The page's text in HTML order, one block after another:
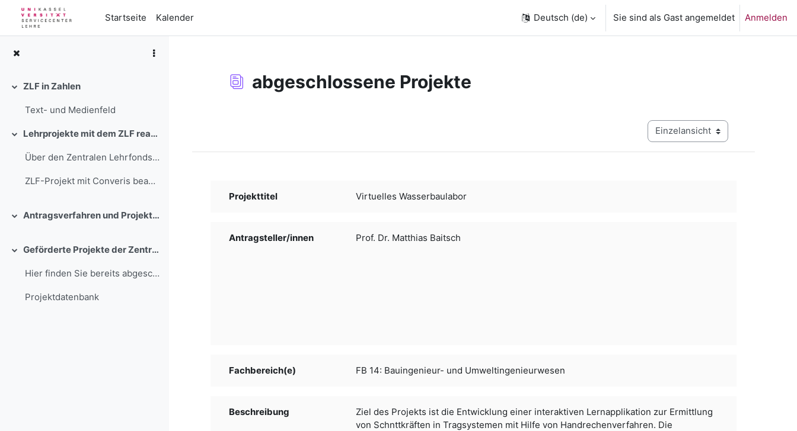
Zum Hauptinhalt
Startseite
Kalender Deutsch ‎(de)‎ Sie sind als Gast angemeldet Anmelden
Einklappen
ZLF in Zahlen
Text- und Medienfeld
Einklappen Lehrprojekte mit dem ZLF realisieren
Über den Zentralen Lehrfonds stehen in einem wettb...
ZLF-Projekt mit Converis beantra...
Einklappen Antragsverfahren und Projektbegleitung
Einklappen Geförderte Projekte der Zentralen Lehrförderung der Universität Kassel
Hier finden Sie bereits abgeschlossene Projekte, d...
Projekt­daten­bank
abgeschlossene Projekte
Modus Tertiärnavigation anzeigen
Projekttitel Virtuelles Wasserbaulabor
Antragsteller/­­innen Prof. Dr. Matthias Baitsch
Fachbereich(e) FB 14: Bauingenieur- und Umweltingenieurwesen
Beschreibung
Ziel des Projekts ist die Entwicklung einer interaktiven Lernapplikation zur Ermittlung
von Schnttkräften in Tragsystemen mit Hilfe von Handrechenverfahren. Die